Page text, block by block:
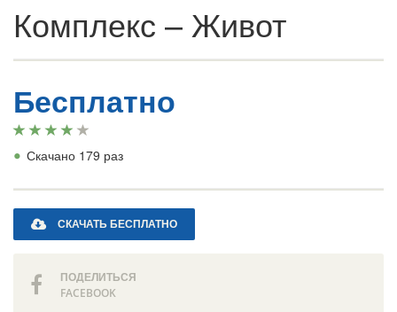
Комплекс – Живот
Бесплатно
• Скачано 179 раз
СКАЧАТЬ БЕСПЛАТНО
ПОДЕЛИТЬСЯ
FACEBOOK